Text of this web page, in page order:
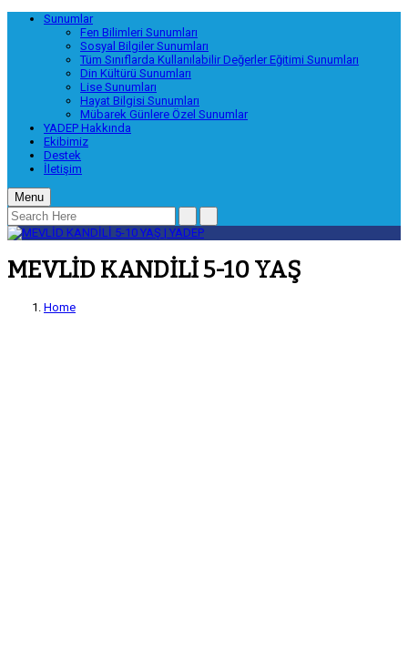
Sunumlar
Fen Bilimleri Sunumları
Sosyal Bilgiler Sunumları
Tüm Sınıflarda Kullanılabilir Değerler Eğitimi Sunumları
Din Kültürü Sunumları
Lise Sunumları
Hayat Bilgisi Sunumları
Mübarek Günlere Özel Sunumlar
YADEP Hakkında
Ekibimiz
Destek
İletişim
Menu
MEVLİD KANDİLİ 5-10 YAŞ
Home